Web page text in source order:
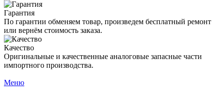
Гарантия
По гарантии обменяем товар, произведем бесплатный ремонт
или вернём стоимость заказа.
Качество
Оригинальные и качественные аналоговые запасные части
импортного производства.
Меню